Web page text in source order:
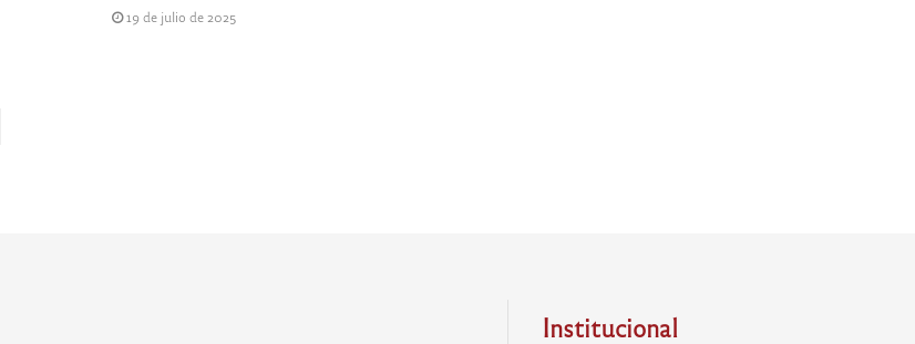
19 de julio de 2025
Institucional